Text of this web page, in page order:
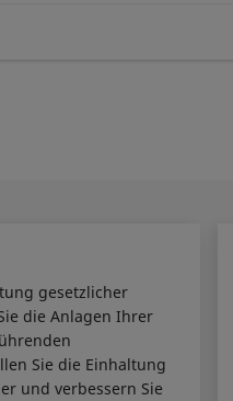
gesetzlicher
die Anlagen Ihrer
Sie die Einhaltung
und verbessern Sie